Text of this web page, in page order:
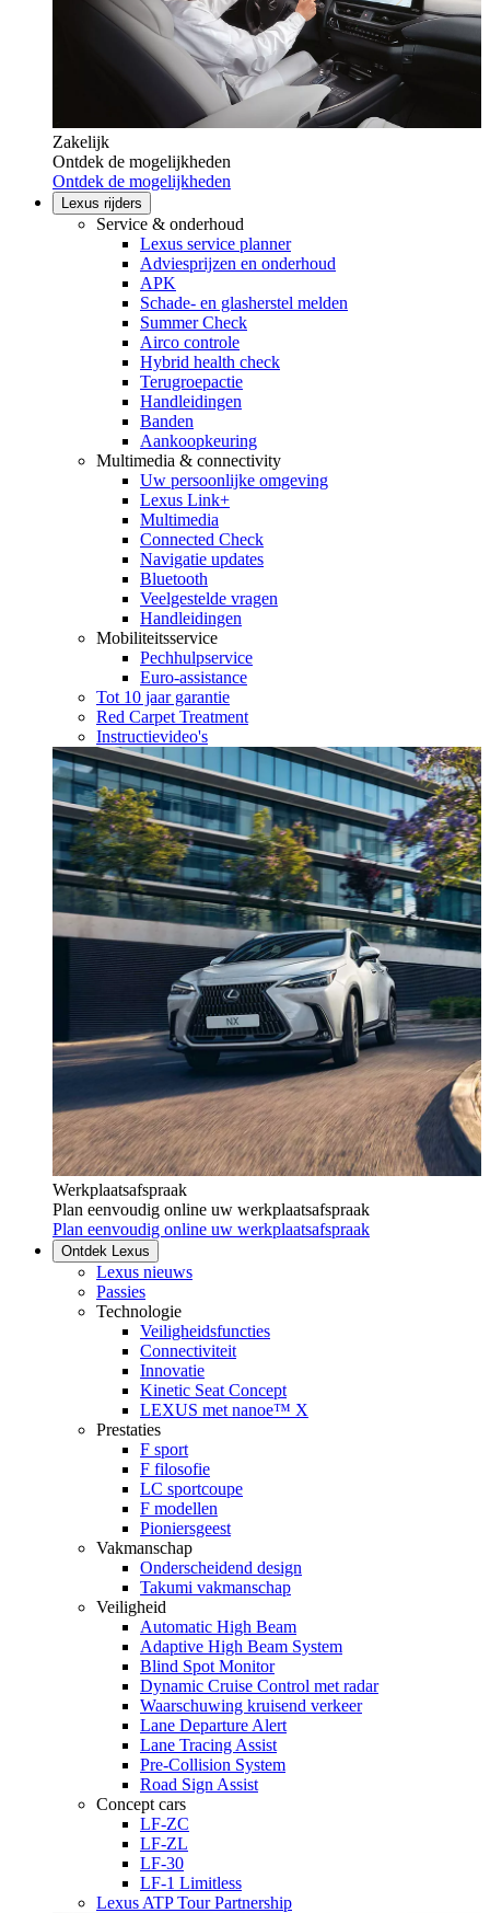
Zakelijk
Ontdek de mogelijkheden
Ontdek de mogelijkheden
Lexus rijders
Service & onderhoud
Lexus service planner
Adviesprijzen en onderhoud
APK
Schade- en glasherstel melden
Summer Check
Airco controle
Hybrid health check
Terugroepactie
Handleidingen
Banden
Aankoopkeuring
Multimedia & connectivity
Uw persoonlijke omgeving
Lexus Link+
Multimedia
Connected Check
Navigatie updates
Bluetooth
Veelgestelde vragen
Handleidingen
Mobiliteitsservice
Pechhulpservice
Euro-assistance
Tot 10 jaar garantie
Red Carpet Treatment
Instructievideo's
Werkplaatsafspraak
Plan eenvoudig online uw werkplaatsafspraak
Plan eenvoudig online uw werkplaatsafspraak
Ontdek Lexus
Lexus nieuws
Passies
Technologie
Veiligheidsfuncties
Connectiviteit
Innovatie
Kinetic Seat Concept
LEXUS met nanoe™ X
Prestaties
F sport
F filosofie
LC sportcoupe
F modellen
Pioniersgeest
Vakmanschap
Onderscheidend design
Takumi vakmanschap
Veiligheid
Automatic High Beam
Adaptive High Beam System
Blind Spot Monitor
Dynamic Cruise Control met radar
Waarschuwing kruisend verkeer
Lane Departure Alert
Lane Tracing Assist
Pre-Collision System
Road Sign Assist
Concept cars
LF-ZC
LF-ZL
LF-30
LF-1 Limitless
Lexus ATP Tour Partnership